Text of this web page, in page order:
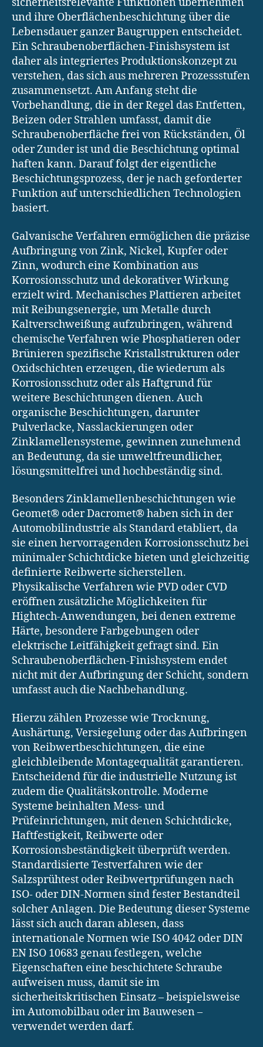
sicherheitsrelevante Funktionen übernehmen
und ihre Oberflächenbeschichtung über die
Lebensdauer ganzer Baugruppen entscheidet.
Ein Schraubenoberflächen-Finishsystem ist
daher als integriertes Produktionskonzept zu
verstehen, das sich aus mehreren Prozessstufen
zusammensetzt. Am Anfang steht die
Vorbehandlung, die in der Regel das Entfetten,
Beizen oder Strahlen umfasst, damit die
Schraubenoberfläche frei von Rückständen, Öl
oder Zunder ist und die Beschichtung optimal
haften kann. Darauf folgt der eigentliche
Beschichtungsprozess, der je nach geforderter
Funktion auf unterschiedlichen Technologien
basiert.
Galvanische Verfahren ermöglichen die präzise
Aufbringung von Zink, Nickel, Kupfer oder
Zinn, wodurch eine Kombination aus
Korrosionsschutz und dekorativer Wirkung
erzielt wird. Mechanisches Plattieren arbeitet
mit Reibungsenergie, um Metalle durch
Kaltverschweißung aufzubringen, während
chemische Verfahren wie Phosphatieren oder
Brünieren spezifische Kristallstrukturen oder
Oxidschichten erzeugen, die wiederum als
Korrosionsschutz oder als Haftgrund für
weitere Beschichtungen dienen. Auch
organische Beschichtungen, darunter
Pulverlacke, Nasslackierungen oder
Zinklamellensysteme, gewinnen zunehmend
an Bedeutung, da sie umweltfreundlicher,
lösungsmittelfrei und hochbeständig sind.
Besonders Zinklamellenbeschichtungen wie
Geomet® oder Dacromet® haben sich in der
Automobilindustrie als Standard etabliert, da
sie einen hervorragenden Korrosionsschutz bei
minimaler Schichtdicke bieten und gleichzeitig
definierte Reibwerte sicherstellen.
Physikalische Verfahren wie PVD oder CVD
eröffnen zusätzliche Möglichkeiten für
Hightech-Anwendungen, bei denen extreme
Härte, besondere Farbgebungen oder
elektrische Leitfähigkeit gefragt sind. Ein
Schraubenoberflächen-Finishsystem endet
nicht mit der Aufbringung der Schicht, sondern
umfasst auch die Nachbehandlung.
Hierzu zählen Prozesse wie Trocknung,
Aushärtung, Versiegelung oder das Aufbringen
von Reibwertbeschichtungen, die eine
gleichbleibende Montagequalität garantieren.
Entscheidend für die industrielle Nutzung ist
zudem die Qualitätskontrolle. Moderne
Systeme beinhalten Mess- und
Prüfeinrichtungen, mit denen Schichtdicke,
Haftfestigkeit, Reibwerte oder
Korrosionsbeständigkeit überprüft werden.
Standardisierte Testverfahren wie der
Salzsprühtest oder Reibwertprüfungen nach
ISO- oder DIN-Normen sind fester Bestandteil
solcher Anlagen. Die Bedeutung dieser Systeme
lässt sich auch daran ablesen, dass
internationale Normen wie ISO 4042 oder DIN
EN ISO 10683 genau festlegen, welche
Eigenschaften eine beschichtete Schraube
aufweisen muss, damit sie im
sicherheitskritischen Einsatz – beispielsweise
im Automobilbau oder im Bauwesen –
verwendet werden darf.